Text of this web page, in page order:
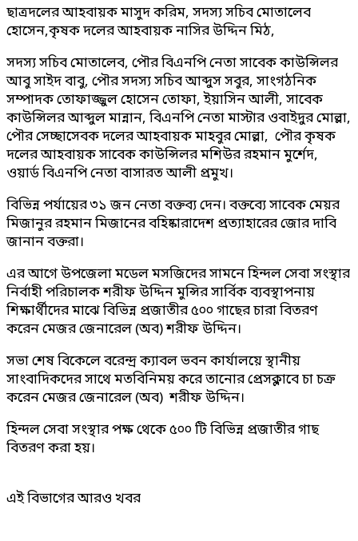
ছাত্রদলের আহবায়ক মাসুদ করিম, সদস্য সচিব মোতালেব
হোসেন,কৃষক দলের আহবায়ক নাসির উদ্দিন মিঠ,
সদস্য সচিব মোতালেব, পৌর বিএনপি নেতা সাবেক কাউন্সিলর
আবু সাইদ বাবু, পৌর সদস্য সচিব আব্দুস সবুর, সাংগঠনিক
সম্পাদক তোফাজ্জুল হোসেন তোফা, ইয়াসিন আলী, সাবেক
কাউন্সিলর আব্দুল মান্নান, বিএনপি নেতা মাস্টার ওবাইদুর মোল্লা,
পৌর সেচ্ছাসেবক দলের আহবায়ক মাহবুর মোল্লা, পৌর কৃষক
দলের আহবায়ক সাবেক কাউন্সিলর মশিউর রহমান মুর্শেদ,
ওয়ার্ড বিএনপি নেতা বাসারত আলী প্রমুখ।
বিভিন্ন পর্যায়ের ৩১ জন নেতা বক্তব্য দেন। বক্তব্যে সাবেক মেয়র
মিজানুর রহমান মিজানের বহিষ্কারাদেশ প্রত্যাহারের জোর দাবি
জানান বক্তরা।
এর আগে উপজেলা মডেল মসজিদের সামনে হিন্দল সেবা সংস্থার
নির্বাহী পরিচালক শরীফ উদ্দিন মুন্সির সার্বিক ব্যবস্থাপনায়
শিক্ষার্থীদের মাঝে বিভিন্ন প্রজাতীর ৫০০ গাছের চারা বিতরণ
করেন মেজর জেনারেল (অব) শরীফ উদ্দিন।
সভা শেষ বিকেলে বরেন্দ্র ক্যাবল ভবন কার্যালয়ে স্থানীয়
সাংবাদিকদের সাথে মতবিনিময় করে তানোর প্রেসক্লাবে চা চক্র
করেন মেজর জেনারেল (অব) শরীফ উদ্দিন।
হিন্দল সেবা সংস্থার পক্ষ থেকে ৫০০ টি বিভিন্ন প্রজাতীর গাছ
বিতরণ করা হয়।
এই বিভাগের আরও খবর